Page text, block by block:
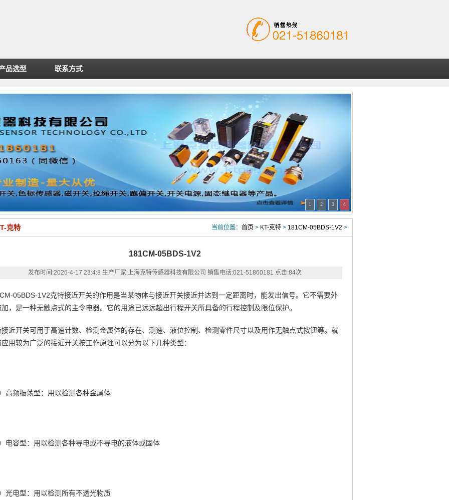
品选型 联系方式
1 2 3 4
当前位置： 首页 > KT-克特 > 181CM-05BDS-1V2 >
克特
181CM-05BDS-1V2
发布时间:2026-4-17 23:4:8 生产厂家:上海克特传感器科技有限公司 销售电话:021-51860181 点击:84次
05BDS-1V2克特接近开关的作用是当某物体与接近开关接近并达到一定距离时，能发出信号。它不需要外
加，是一种无触点式的主令电器。它的用途已远远超出行程开关所具备的行程控制及限位保护。
接近开关可用于高速计数、检测金属体的存在、测速、液位控制、检测零件尺寸以及用作无触点式按钮等。就
应用较为广泛的接近开关按工作原理可以分为以下几种类型：
）高频振荡型：用以检测各种金属体
）电容型：用以检测各种导电或不导电的液体或固体
）光电型：用以检测所有不透光物质